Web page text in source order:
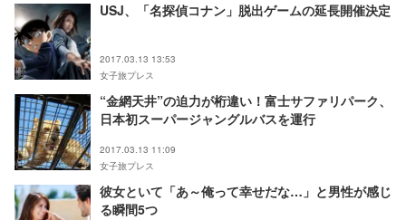
USJ、「名探偵コナン」脱出ゲームの延長開催決定
2017.03.13 13:53
女子旅プレス
“金網天井”の迫力が桁違い！富士サファリパーク、
日本初スーパージャングルバスを運行
2017.03.13 11:09
女子旅プレス
彼女といて「あ～俺って幸せだな…」と男性が感じ
る瞬間5つ